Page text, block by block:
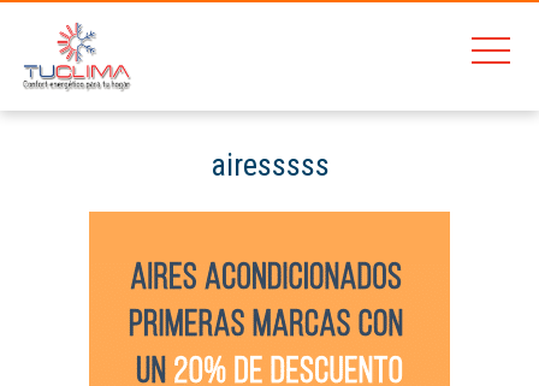
airesssss